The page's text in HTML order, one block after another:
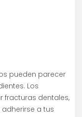
pueden parecer
Los
fracturas dentales,
a tus